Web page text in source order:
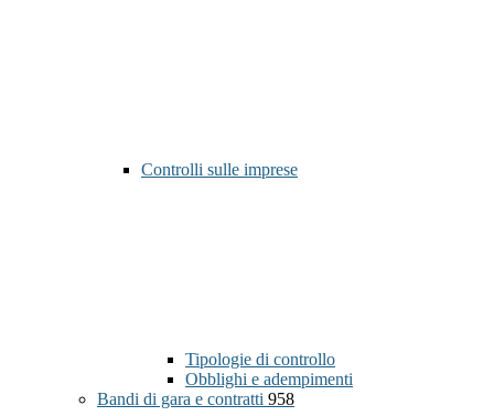
Controlli sulle imprese
Tipologie di controllo
Obblighi e adempimenti
Bandi di gara e contratti 958